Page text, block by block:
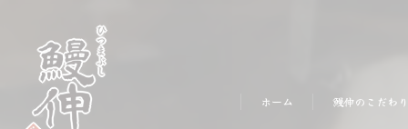
ホーム 鰻伸のこだわ